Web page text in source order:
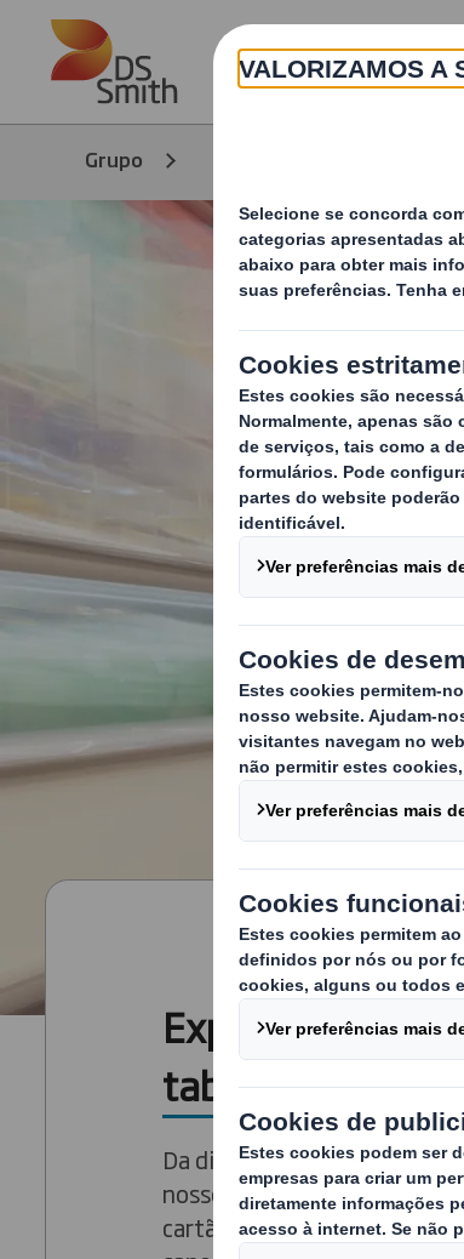
Skip to main content
Grupo
Expositores de
tabuleiros
Da distribuição à exposição
nossos expositores de
cartão canelado. Os nossos